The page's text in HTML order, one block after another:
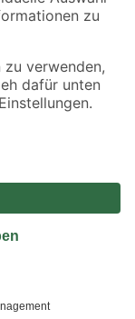
Angebote sind unter
beziehen
Speditionsversand, hier
widerrufen